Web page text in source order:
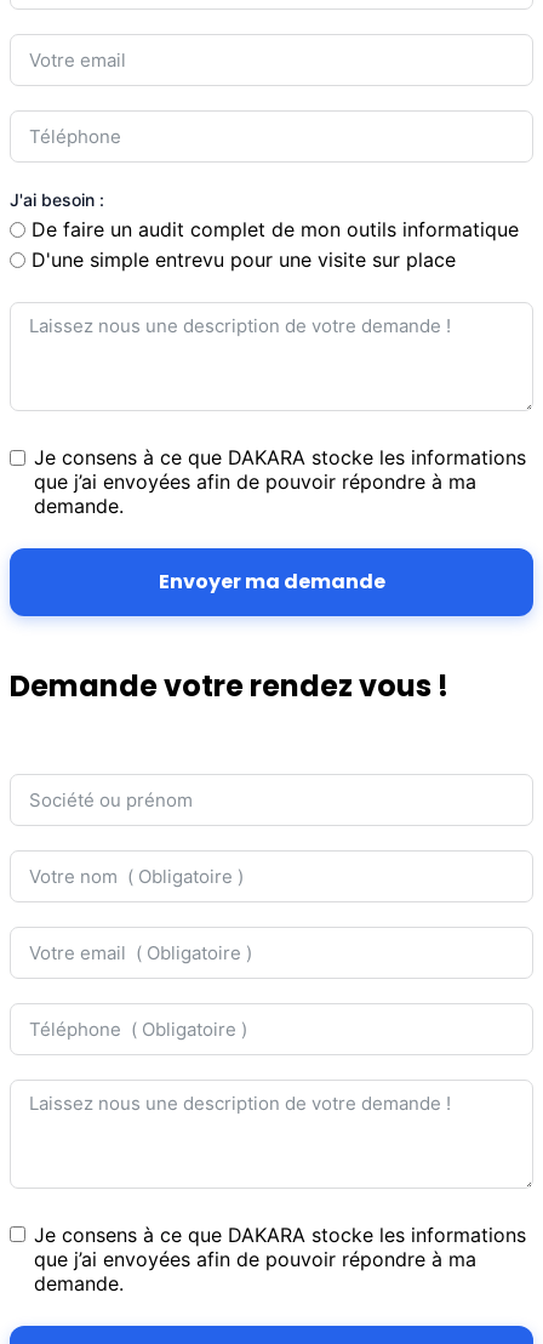
J'ai besoin :
De faire un audit complet de mon outils informatique
D'une simple entrevu pour une visite sur place
Je consens à ce que DAKARA stocke les informations
que j’ai envoyées afin de pouvoir répondre à ma
demande.
Envoyer ma demande
Demande votre rendez vous !
Je consens à ce que DAKARA stocke les informations
que j’ai envoyées afin de pouvoir répondre à ma
demande.